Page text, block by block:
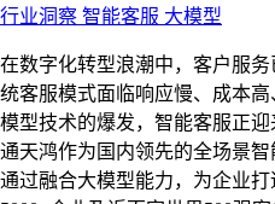
行业洞察 智能客服 大模型
在数字化转型浪潮中，客户服
统客服模式面临响应慢、成本
模型技术的爆发，智能客服正
通天鸿作为国内领先的全场景
通过融合大模型能力，为企业